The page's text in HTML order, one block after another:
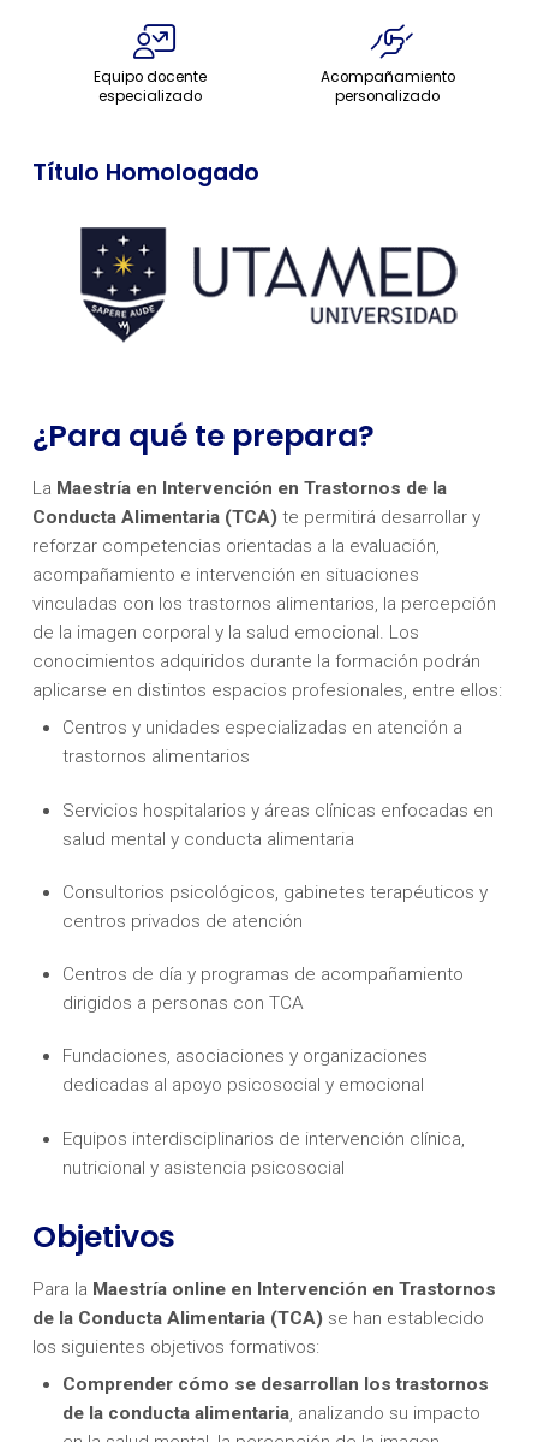
Equipo docente
especializado
Acompañamiento
personalizado
Título Homologado
¿Para qué te prepara?
La Maestríaen Intervención en Trastornos de la
Conducta Alimentaria (TCA)te permitirá desarrollar y
reforzar competencias orientadas a la evaluación,
acompañamiento e intervención en situaciones
vinculadas con los trastornos alimentarios, la percepción
de la imagen corporal y la salud emocional. Los
conocimientos adquiridos durante la formación podrán
aplicarse en distintos espacios profesionales, entre ellos:
Centros y unidades especializadas en atención a
trastornos alimentarios
Servicios hospitalarios y áreas clínicas enfocadas en
salud mental y conducta alimentaria
Consultorios psicológicos, gabinetes terapéuticos y
centros privados de atención
Centros de día y programas de acompañamiento
dirigidos a personas con TCA
Fundaciones, asociaciones y organizaciones
dedicadas al apoyo psicosocial y emocional
Equipos interdisciplinarios de intervención clínica,
nutricional y asistencia psicosocial
Objetivos
Para la Maestría online en Intervención en Trastornos
de la Conducta Alimentaria (TCA)se han establecido
los siguientes objetivos formativos:
Comprender cómo se desarrollan los trastornos
de la conducta alimentaria, analizando su impacto